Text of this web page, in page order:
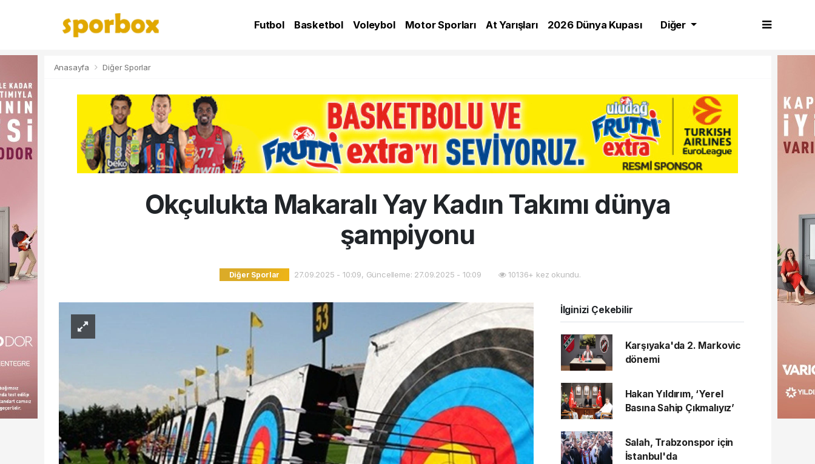
Futbol Basketbol Voleybol Motor Sporları At Yarışları
2026 Dünya Kupası
Diğer
Anasayfa Diğer Sporlar
Okçulukta Makaralı Yay Kadın Takımı dünya
şampiyonu
Diğer Sporlar 27.09.2025 - 10:09, Güncelleme: 27.09.2025 - 10:09 10136+ kez okundu.
İlginizi Çekebilir
Karşıyaka'da 2. Markovic
dönemi
Hakan Yıldırım, ‘Yerel
Basına Sahip Çıkmalıyız’
Salah, Trabzonspor için
İstanbul'da